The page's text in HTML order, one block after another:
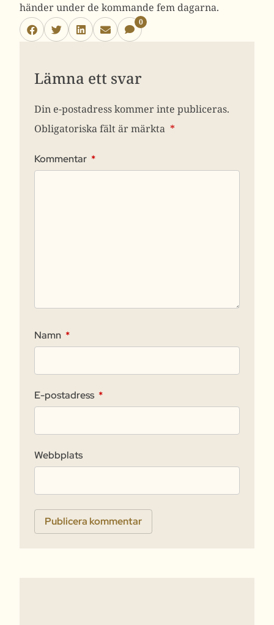
händer under de kommande fem dagarna.
0
Lämna ett svar
Din e-postadress kommer inte publiceras.
Obligatoriska fält är märkta *
Kommentar *
Namn *
E-postadress *
Webbplats